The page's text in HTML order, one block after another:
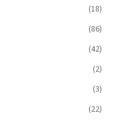
(18)
(86)
(42)
(2)
(3)
(22)